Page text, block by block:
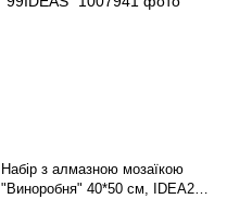
Набір з алмазною мозаїкою
"Виноробня" 40*50 см, IDEA2-